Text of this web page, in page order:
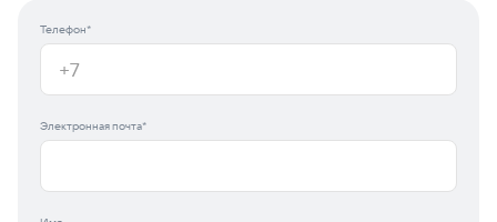
Телефон*
Электронная почта*